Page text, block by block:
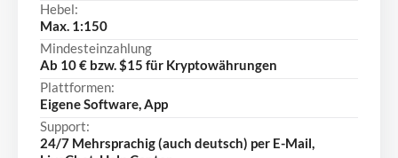
Hebel:
Max. 1:150
Mindesteinzahlung
Ab 10 € bzw. $15 für Kryptowährungen
Plattformen:
Eigene Software, App
Support:
24/7 Mehrsprachig (auch deutsch) per E-Mail,